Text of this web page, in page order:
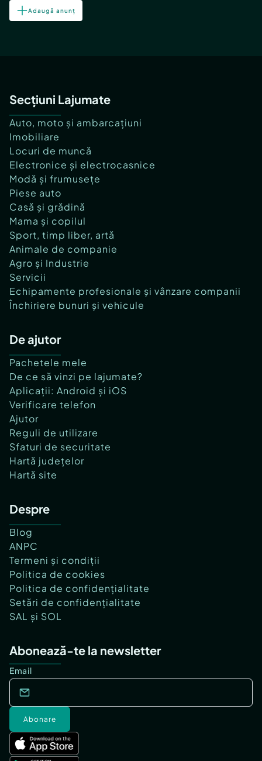
Adaugă anunț
Secțiuni Lajumate
Auto, moto și ambarcațiuni
Imobiliare
Locuri de muncă
Electronice și electrocasnice
Modă și frumusețe
Piese auto
Casă și grădină
Mama și copilul
Sport, timp liber, artă
Animale de companie
Agro și Industrie
Servicii
Echipamente profesionale și vânzare companii
Închiriere bunuri și vehicule
De ajutor
Pachetele mele
De ce să vinzi pe lajumate?
Aplicații: Android și iOS
Verificare telefon
Ajutor
Reguli de utilizare
Sfaturi de securitate
Hartă județelor
Hartă site
Despre
Blog
ANPC
Termeni și condiții
Politica de cookies
Politica de confidențialitate
Setări de confidențialitate
SAL și SOL
Abonează-te la newsletter
Email
Abonare